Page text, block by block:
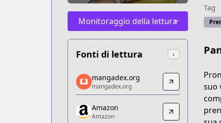
Monitoraggio della lettura
Fonti di lettura ↓
mangadex.org
mangadex.org
https://mangadex.org/title/b73371d4-
Amazon
mangadex.org
mangadex.org
Amazon
Amazon
Tag
suo